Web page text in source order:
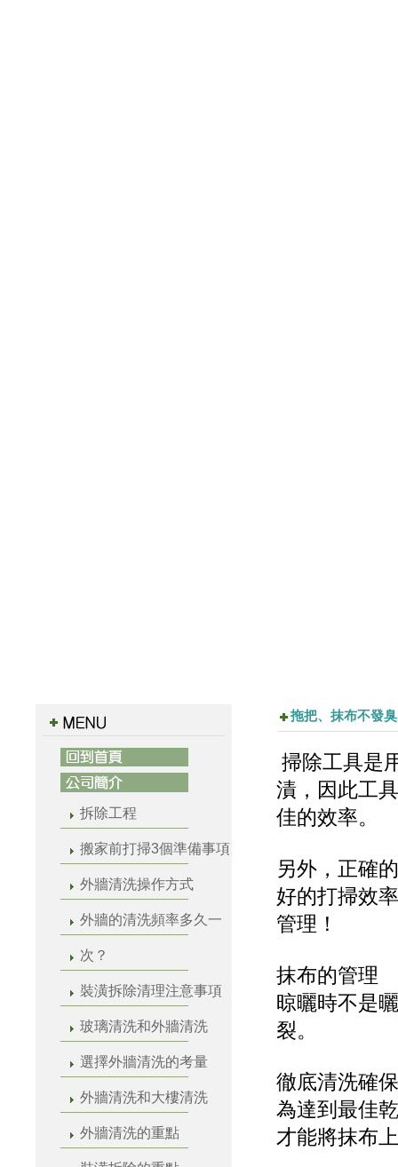
拆除工程
搬家前打掃3個準備事項
外牆清洗操作方式
外牆的清洗頻率多久一
次？
裝潢拆除清理注意事項
玻璃清洗和外牆清洗
選擇外牆清洗的考量
外牆清洗和大樓清洗
外牆清洗的重點
拖把、抹布不發
掃除工具是
漬，因此工
佳的效率。
另外，正確
好的打掃效
管理！
抹布的管理
晾曬時不是
裂。
徹底清洗確
為達到最佳
才能將抹布